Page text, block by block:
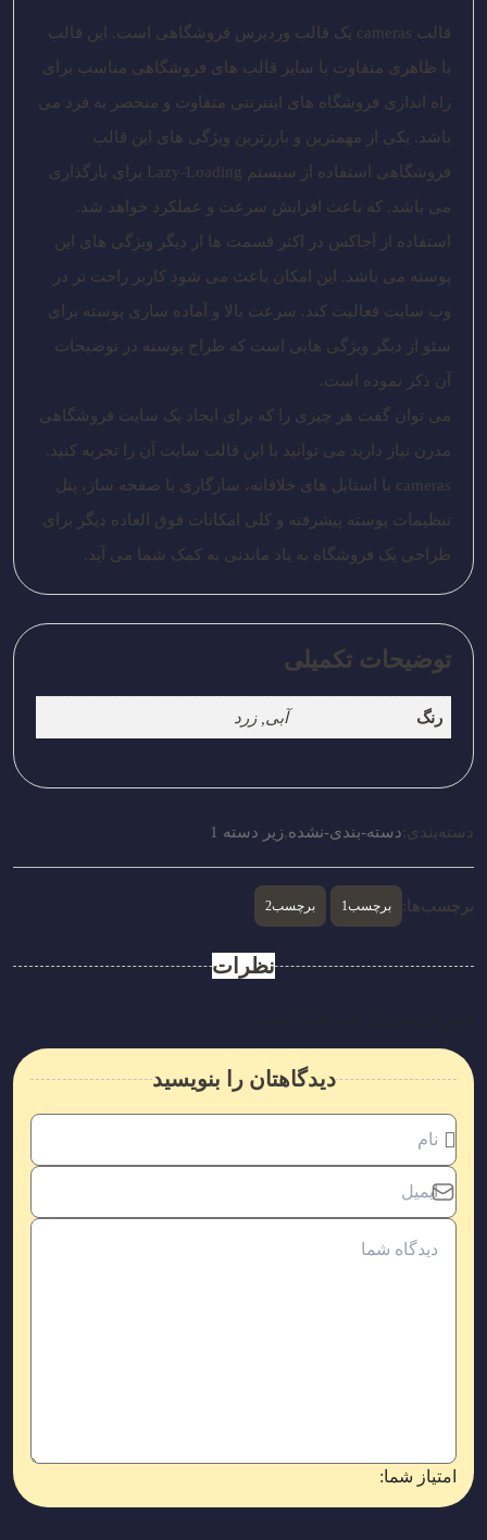
قالب cameras یک قالب وردپرس فروشگاهی است. این قالب
با ظاهری متفاوت با سایر قالب های فروشگاهی مناسب برای
راه اندازی فروشگاه های اینترنتی متفاوت و منحصر به فرد می
باشد. یکی از مهمترین و بارزترین ویژگی های این قالب
فروشگاهی استفاده از سیستم Lazy-Loading برای بارگذاری
می باشد. که باعث افزایش سرعت و عملکرد خواهد شد.
استفاده از آجاکس در اکثر قسمت ها از دیگر ویژگی های این
پوسته می باشد. این امکان باعث می شود کاربر راحت تر در
وب سایت فعالیت کند. سرعت بالا و آماده سازی پوسته برای
سئو از دیگر ویژگی هایی است که طراح پوسته در توضیحات
آن ذکر نموده است.
می توان گفت هر چیزی را که برای ایجاد یک سایت فروشگاهی
مدرن نیاز دارید می توانید با این قالب سایت آن را تجربه کنید.
cameras با استایل های خلاقانه، سازگاری با صفحه ساز، پنل
تنظیمات پوسته پیشرفته و کلی امکانات فوق العاده دیگر برای
طراحی یک فروشگاه به یاد ماندنی به کمک شما می آید.
توضیحات تکمیلی
رنگ آبی, زرد
دسته‌بندی:دسته-بندی-نشده,زیر دسته 1
برچسب‌ها: برچسب1 برچسب2
نظرات
دیدگاهتان را بنویسید
امتیاز شما: